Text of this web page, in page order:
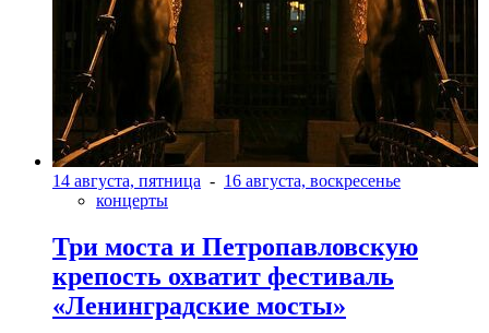
14 августа, пятница - 16 августа, воскресенье
концерты
Три моста и Петропавловскую
крепость охватит фестиваль
«Ленинградские мосты»